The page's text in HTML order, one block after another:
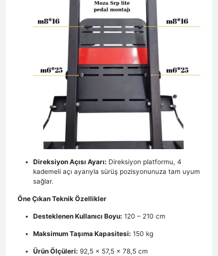
Direksiyon Açısı Ayarı: Direksiyon platformu, 4
kademeli açı ayarıyla sürüş pozisyonunuza tam uyum
sağlar.
Öne Çıkan Teknik Özellikler
Desteklenen Kullanıcı Boyu: 120 – 210 cm
Maksimum Taşıma Kapasitesi: 150 kg
Ürün Ölçüleri: 92,5 × 57,5 × 78,5 cm